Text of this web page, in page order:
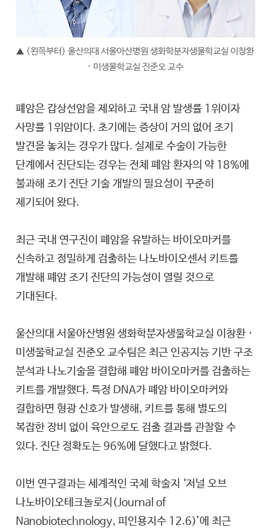
▲ (왼쪽부터) 울산의대 서울아산병원 생화학분자생물학교실 이창환
· 미생물학교실 진준오 교수
폐암은 갑상선암을 제외하고 국내 암 발생률 1위이자
사망률 1위암이다. 초기에는 증상이 거의 없어 조기
발견을 놓치는 경우가 많다. 실제로 수술이 가능한
단계에서 진단되는 경우는 전체 폐암 환자의 약 18%에
불과해 조기 진단 기술 개발의 필요성이 꾸준히
제기되어 왔다.
최근 국내 연구진이 폐암을 유발하는 바이오마커를
신속하고 정밀하게 검출하는 나노바이오센서 키트를
개발해 폐암 조기 진단의 가능성이 열릴 것으로
기대된다.
울산의대 서울아산병원 생화학분자생물학교실 이창환 ·
미생물학교실 진준오 교수팀은 최근 인공지능 기반 구조
분석과 나노기술을 결합해 폐암 바이오마커를 검출하는
키트를 개발했다. 특정 DNA가 폐암 바이오마커와
결합하면 형광 신호가 발생해, 키트를 통해 별도의
복잡한 장비 없이 육안으로도 검출 결과를 관찰할 수
있다. 진단 정확도는 96%에 달했다고 밝혔다.
이번 연구결과는 세계적인 국제 학술지 ‘저널 오브
나노바이오테크놀로지(Journal of
Nanobiotechnology, 피인용지수 12.6)’에 최근